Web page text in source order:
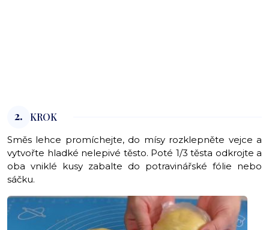
2. KROK
Směs lehce promíchejte, do mísy rozklepněte vejce a
vytvořte hladké nelepivé těsto. Poté 1/3 těsta odkrojte a
oba vniklé kusy zabalte do potravinářské fólie nebo
sáčku.